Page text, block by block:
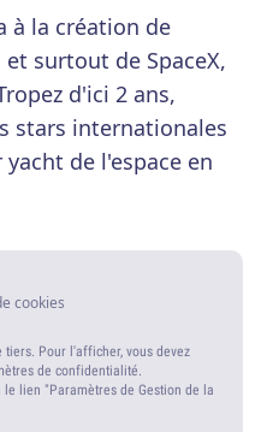
à la création de
surtout de SpaceX,
d'ici 2 ans,
stars internationales
de l'espace en
cookies
Pour l'afficher, vous devez
de confidentialité.
lien "Paramètres de Gestion de la